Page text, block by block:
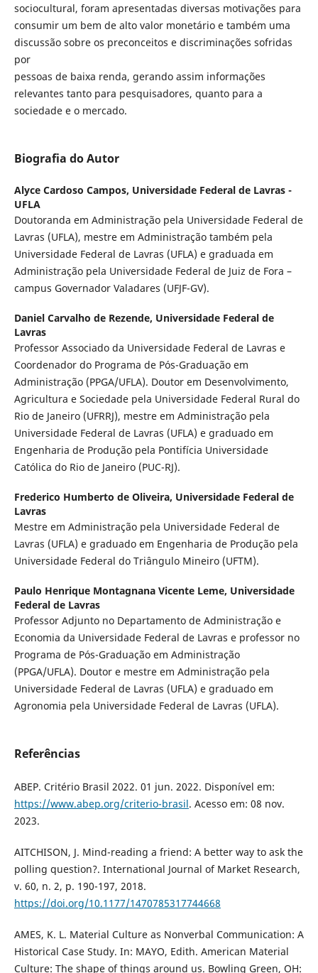
sociocultural, foram apresentadas diversas motivações para
consumir um bem de alto valor monetário e também uma
discussão sobre os preconceitos e discriminações sofridas
por
pessoas de baixa renda, gerando assim informações
relevantes tanto para pesquisadores, quanto para a
sociedade e o mercado.
Biografia do Autor
Alyce Cardoso Campos, Universidade Federal de Lavras -
UFLA
Doutoranda em Administração pela Universidade Federal de
Lavras (UFLA), mestre em Administração também pela
Universidade Federal de Lavras (UFLA) e graduada em
Administração pela Universidade Federal de Juiz de Fora –
campus Governador Valadares (UFJF-GV).
Daniel Carvalho de Rezende, Universidade Federal de
Lavras
Professor Associado da Universidade Federal de Lavras e
Coordenador do Programa de Pós-Graduação em
Administração (PPGA/UFLA). Doutor em Desenvolvimento,
Agricultura e Sociedade pela Universidade Federal Rural do
Rio de Janeiro (UFRRJ), mestre em Administração pela
Universidade Federal de Lavras (UFLA) e graduado em
Engenharia de Produção pela Pontifícia Universidade
Católica do Rio de Janeiro (PUC-RJ).
Frederico Humberto de Oliveira, Universidade Federal de
Lavras
Mestre em Administração pela Universidade Federal de
Lavras (UFLA) e graduado em Engenharia de Produção pela
Universidade Federal do Triângulo Mineiro (UFTM).
Paulo Henrique Montagnana Vicente Leme, Universidade
Federal de Lavras
Professor Adjunto no Departamento de Administração e
Economia da Universidade Federal de Lavras e professor no
Programa de Pós-Graduação em Administração
(PPGA/UFLA). Doutor e mestre em Administração pela
Universidade Federal de Lavras (UFLA) e graduado em
Agronomia pela Universidade Federal de Lavras (UFLA).
Referências
ABEP. Critério Brasil 2022. 01 jun. 2022. Disponível em:
https://www.abep.org/criterio-brasil. Acesso em: 08 nov.
2023.
AITCHISON, J. Mind-reading a friend: A better way to ask the
polling question?. International Journal of Market Research,
v. 60, n. 2, p. 190-197, 2018.
https://doi.org/10.1177/1470785317744668
AMES, K. L. Material Culture as Nonverbal Communication: A
Historical Case Study. In: MAYO, Edith. American Material
Culture: The shape of things around us. Bowling Green, OH: